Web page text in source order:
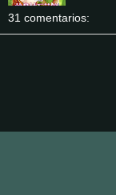
31 comentarios: